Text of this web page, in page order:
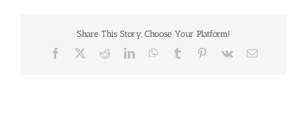
Share This Story, Choose Your Platform!
Facebook RedditLinkedInWhatsApp
Tumblr Pinterest
Vk
電